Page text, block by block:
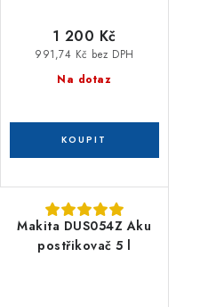
Na dotaz
991,74 Kč bez DPH
1 200 Kč
Makita DUS054Z Aku
postřikovač 5 l